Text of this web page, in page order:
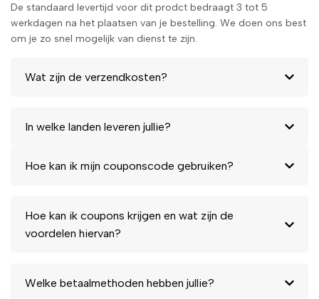
De standaard levertijd voor dit prodct bedraagt 3 tot 5
werkdagen na het plaatsen van je bestelling. We doen ons best
om je zo snel mogelijk van dienst te zijn.
Wat zijn de verzendkosten?
In welke landen leveren jullie?
Hoe kan ik mijn couponscode gebruiken?
Hoe kan ik coupons krijgen en wat zijn de
voordelen hiervan?
Welke betaalmethoden hebben jullie?